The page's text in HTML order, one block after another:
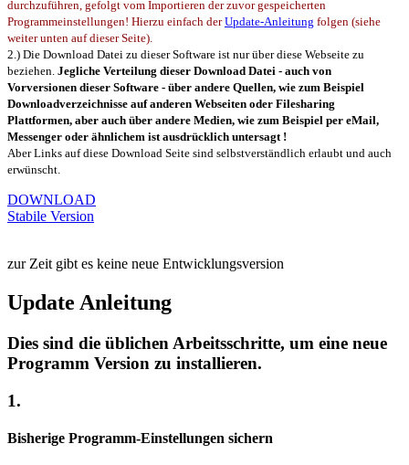
durchzuführen, gefolgt vom Importieren der zuvor gespeicherten
Programmeinstellungen! Hierzu einfach derUpdate-Anleitung folgen (siehe
weiter unten auf dieser Seite).
2.) Die Download Datei zu dieser Software ist nur über diese Webseite zu
beziehen. Jegliche Verteilung dieser Download Datei - auch von
Vorversionen dieser Software - über andere Quellen, wie zum Beispiel
Downloadverzeichnisse auf anderen Webseiten oder Filesharing
Plattformen, aber auch über andere Medien, wie zum Beispiel per eMail,
Messenger oder ähnlichem ist ausdrücklich untersagt !
Aber Links auf diese Download Seite sind selbstverständlich erlaubt und auch
erwünscht.
DOWNLOAD
Stabile Version
zur Zeit gibt es keine neue Entwicklungsversion
Update Anleitung
Dies sind die üblichen Arbeitsschritte, um eine neue
Programm Version zu installieren.
1.
Bisherige Programm-Einstellungen sichern